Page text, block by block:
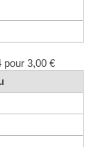
pour 3,00 €